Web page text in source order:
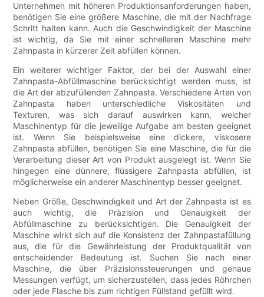
Unternehmen mit höheren Produktionsanforderungen haben,
benötigen Sie eine größere Maschine, die mit der Nachfrage
Schritt halten kann. Auch die Geschwindigkeit der Maschine
ist wichtig, da Sie mit einer schnelleren Maschine mehr
Zahnpasta in kürzerer Zeit abfüllen können.
Ein weiterer wichtiger Faktor, der bei der Auswahl einer
Zahnpasta-Abfüllmaschine berücksichtigt werden muss, ist
die Art der abzufüllenden Zahnpasta. Verschiedene Arten von
Zahnpasta haben unterschiedliche Viskositäten und
Texturen, was sich darauf auswirken kann, welcher
Maschinentyp für die jeweilige Aufgabe am besten geeignet
ist. Wenn Sie beispielsweise eine dickere, viskosere
Zahnpasta abfüllen, benötigen Sie eine Maschine, die für die
Verarbeitung dieser Art von Produkt ausgelegt ist. Wenn Sie
hingegen eine dünnere, flüssigere Zahnpasta abfüllen, ist
möglicherweise ein anderer Maschinentyp besser geeignet.
Neben Größe, Geschwindigkeit und Art der Zahnpasta ist es
auch wichtig, die Präzision und Genauigkeit der
Abfüllmaschine zu berücksichtigen. Die Genauigkeit der
Maschine wirkt sich auf die Konsistenz der Zahnpastafüllung
aus, die für die Gewährleistung der Produktqualität von
entscheidender Bedeutung ist. Suchen Sie nach einer
Maschine, die über Präzisionssteuerungen und genaue
Messungen verfügt, um sicherzustellen, dass jedes Röhrchen
oder jede Flasche bis zum richtigen Füllstand gefüllt wird.